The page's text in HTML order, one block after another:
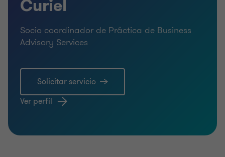
Curiel
Socio coordinador de Práctica de Business
Advisory Services
Solicitar servicio
Ver perfil